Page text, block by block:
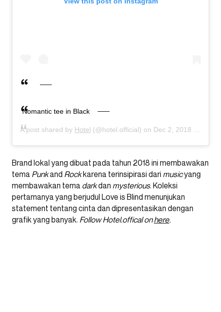
Nomantic tee in Black
A post shared by Hotel (@hotel.official) on Dec 2, 2018 at 2:25am PST
Brand lokal yang dibuat pada tahun 2018 ini membawakan
tema Punkand Rockkarena terinsipirasi dari musicyang
membawakan tema darkdan mysterious. Koleksi
pertamanya yang berjudul Love is Blind menunjukan
statement tentang cinta dan dipresentasikan dengan
grafik yang banyak. Follow Hotel.offical onhere.